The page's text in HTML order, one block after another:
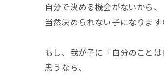
自分で決める機会がないから、
当然決められない子になりま
もし、我が子に「自分のこと
思うなら、